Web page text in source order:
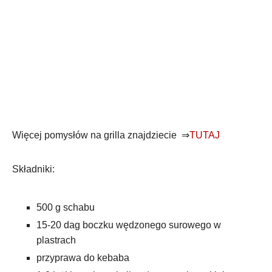
Więcej pomysłów na grilla znajdziecie ⇒TUTAJ
Składniki:
500 g schabu
15-20 dag boczku wędzonego surowego w
plastrach
przyprawa do kebaba